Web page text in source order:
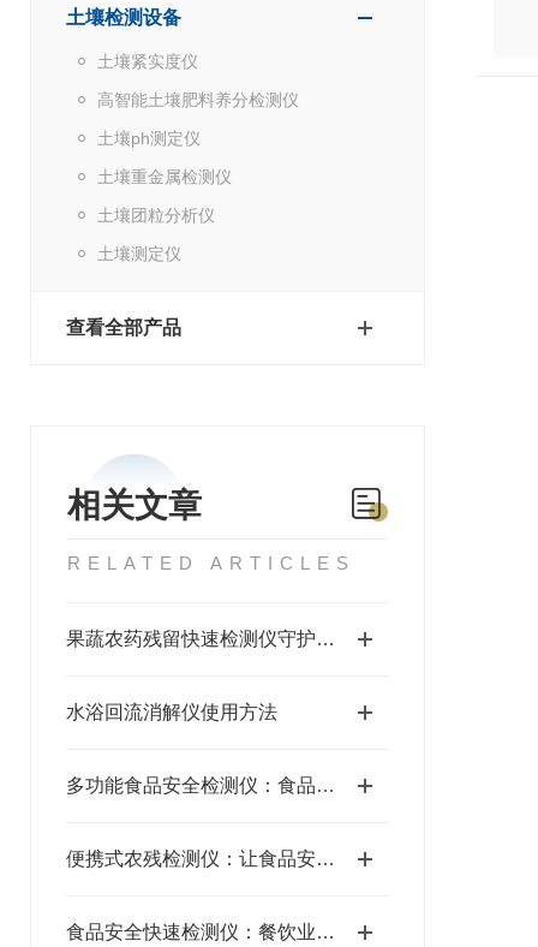
土壤检测设备
土壤紧实度仪
高智能土壤肥料养分检测仪
土壤ph测定仪
土壤重金属检测仪
土壤团粒分析仪
土壤测定仪
查看全部产品
相关文章
RELATED ARTICLES
果蔬农药残留快速检测仪守护餐桌安全的防线
水浴回流消解仪使用方法
多功能食品安全检测仪：食品安全保障的新星
便携式农残检测仪：让食品安全检测更便捷、更高效
食品安全快速检测仪：餐饮业安全的隐形守护者